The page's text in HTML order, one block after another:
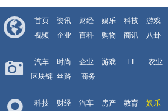
首页 资讯 财经 娱乐 科技 游戏
视频
企业 百科 购物 商讯 八卦
汽车 时尚 企业 游戏 I T 农业
区块链 丝路 商务
科技 财经 汽车 房产 教育 娱乐